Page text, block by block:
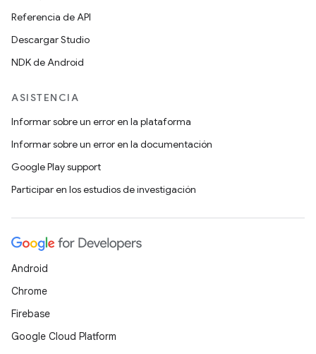
Referencia de API
Descargar Studio
NDK de Android
ASISTENCIA
Informar sobre un error en la plataforma
Informar sobre un error en la documentación
Google Play support
Participar en los estudios de investigación
Android
Chrome
Firebase
Google Cloud Platform